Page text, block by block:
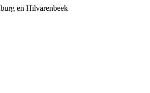
en Hilvarenbeek